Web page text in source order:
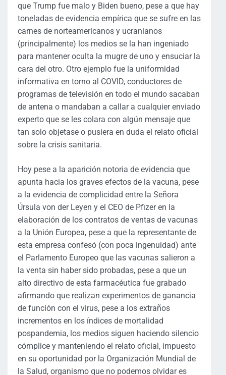
que Trump fue malo y Biden bueno, pese a que hay
toneladas de evidencia empírica que se sufre en las
carnes de norteamericanos y ucranianos
(principalmente) los medios se la han ingeniado
para mantener oculta la mugre de uno y ensuciar la
cara del otro. Otro ejemplo fue la uniformidad
informativa en torno al COVID, conductores de
programas de televisión en todo el mundo sacaban
de antena o mandaban a callar a cualquier enviado
experto que se les colara con algún mensaje que
tan solo objetase o pusiera en duda el relato oficial
sobre la crisis sanitaria.
Hoy pese a la aparición notoria de evidencia que
apunta hacia los graves efectos de la vacuna, pese
a la evidencia de complicidad entre la Señora
Úrsula von der Leyen y el CEO de Pfizer en la
elaboración de los contratos de ventas de vacunas
a la Unión Europea, pese a que la representante de
esta empresa confesó (con poca ingenuidad) ante
el Parlamento Europeo que las vacunas salieron a
la venta sin haber sido probadas, pese a que un
alto directivo de esta farmacéutica fue grabado
afirmando que realizan experimentos de ganancia
de función con el virus, pese a los extraños
incrementos en los índices de mortalidad
pospandemia, los medios siguen haciendo silencio
cómplice y manteniendo el relato oficial, impuesto
en su oportunidad por la Organización Mundial de
la Salud, organismo que no podemos olvidar es